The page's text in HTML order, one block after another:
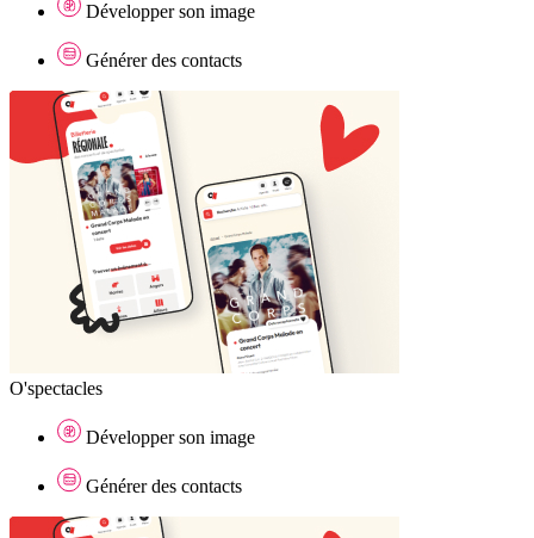
Développer son image
Générer des contacts
O'spectacles
Développer son image
Générer des contacts